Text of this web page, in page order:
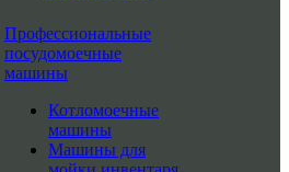
Профессиональные
посудомоечные
машины
Котломоечные
машины
Машины для